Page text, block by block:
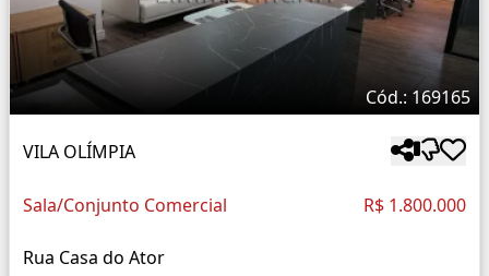
Cód.: 169165
VILA OLÍMPIA
Sala/Conjunto Comercial R$ 1.800.000
Rua Casa do Ator